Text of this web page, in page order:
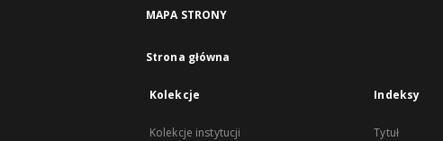
MAPA STRONY
Strona główna
Kolekcje
Kolekcje instytucji
Indeksy
Tytuł